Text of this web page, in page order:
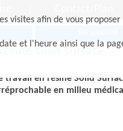
visites afin de vous proposer
et l'heure ainsi que la
solid surface
travail en résine Solid
en milieu médical